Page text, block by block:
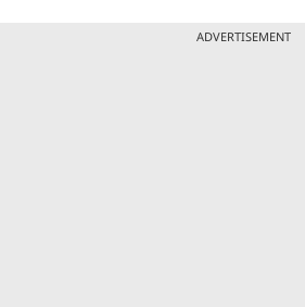
ADVERTISEMENT